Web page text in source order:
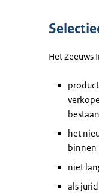
Het
het
binnen
niet
als